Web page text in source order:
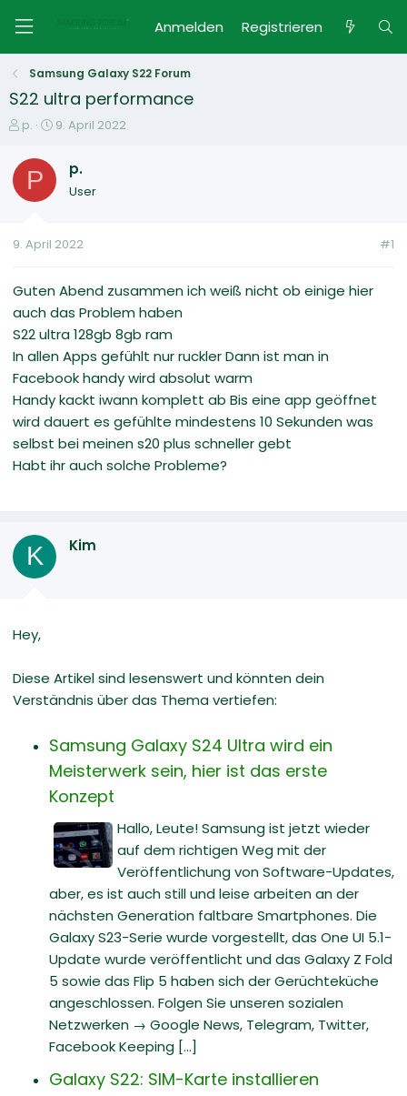
Anmelden Registrieren
Samsung Galaxy S22 Forum
S22 ultra performance
E
s
e
e
p.
E
t
t
m
9. April 2022
P p.
User
9. April 2022 #1
Guten Abend zusammen ich weiß nicht ob einige hier
auch das Problem haben
S22 ultra 128gb 8gb ram
In allen Apps gefühlt nur ruckler Dann ist man in
Facebook handy wird absolut warm
Handy kackt iwann komplett ab Bis eine app geöffnet
wird dauert es gefühlte mindestens 10 Sekunden was
selbst bei meinen s20 plus schneller gebt
Habt ihr auch solche Probleme?
K Kim
Hey,
Diese Artikel sind lesenswert und könnten dein
Verständnis über das Thema vertiefen:
Samsung Galaxy S24 Ultra wird ein
Meisterwerk sein, hier ist das erste
Konzept
Hallo, Leute! Samsung ist jetzt wieder
auf dem richtigen Weg mit der
Veröffentlichung von Software-Updates,
aber, es ist auch still und leise arbeiten an der
nächsten Generation faltbare Smartphones. Die
Galaxy S23-Serie wurde vorgestellt, das One UI 5.1-
Update wurde veröffentlicht und das Galaxy Z Fold
5 sowie das Flip 5 haben sich der Gerüchteküche
angeschlossen. Folgen Sie unseren sozialen
Netzwerken → Google News, Telegram, Twitter,
Facebook Keeping [...]
Galaxy S22: SIM-Karte installieren